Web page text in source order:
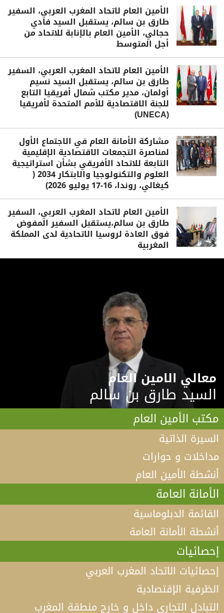
الأمين العام لاتحاد المغرب العربي، السفير
طارق بن سالم، يستقبل السيد فادي
حجالي، الأمين العام بالإنابة للاتحاد من
أجل المتوسط
الأمين العام لاتحاد المغرب العربي، السفير
طارق بن سالم، يستقبل السيد نسيم
أولمان، مدير مكتب شمال أفريقيا التابع
للجنة الاقتصادية للأمم المتحدة لأفريقيا
(UNECA)
مشاركة الأمانة العام في الاجتماع الأول
لمناصرة التجمعات الاقتصادية الإقليمية
التابعة للاتحاد الأفريقي بشأن استراتيجية
العلوم والتكنولوجيا والابتكار 2034 (
كيغالي، روندا، 16-17 يوليو 2026)
الأمين العام لاتحاد المغرب العربي، السفير
طارق بن سالم،يستقبل السفير المفوض
فوق العادة لروسيا الاتحادية لدى المملكة
المغربية
معالي الامين العام
السيد طارق بن سالم
مكتب الأمين العام
السيرة الذاتية
مداخلات و حوارات
أنشطة الأمين العام
الأمانة العامة
القائمة الدبلوماسية
أنشطة الأمانة العامة
إحصائيات
إحصائيات الاتحاد المغرب العربي
الظرفية الإقتصادية
التبادل التجاري داخل و خارج منطقة المغرب